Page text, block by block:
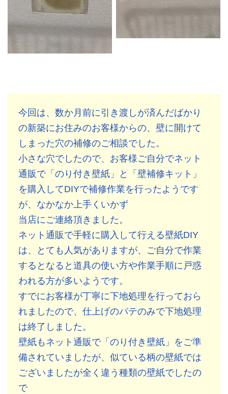
今回は、数か月前に引き渡しが済んだばかり
の新築にお住みのお客様からの、壁に開けて
しまった穴の補修のご相談でした。
小さな穴でしたので、お客様ご自分でネット
通販で「のり付き壁紙」と「壁補修キット」
を購入してDIYで補修作業を行ったようです
が、なかなか上手くいかず
当店にご連絡頂きました。
ネット通販で手軽に購入して行える壁紙DIY
は、とても人気がありますが、ご自分で作業
するとなると道具の使い方や作業手順に戸惑
われる方が多いようです。
すでにお客様が丁寧に下地処理を行っておら
れましたので、仕上げのパテのみで下地処理
は終了しました。
壁紙もネット通販で「のり付き壁紙」をご準
備されていましたが、似ている柄の壁紙では
ございましたが全く違う種類の壁紙でしたの
で